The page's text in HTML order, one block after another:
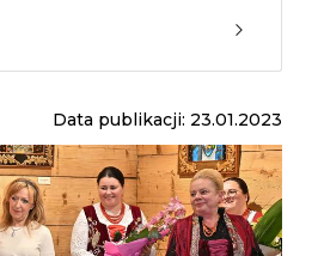
Data publikacji: 23.01.2023